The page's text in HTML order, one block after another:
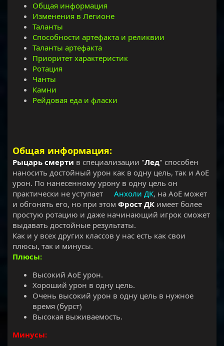
Общая информация
Изменения в Легионе
Таланты
Способности артефакта и реликвии
Таланты артефакта
Приоритет характеристик
Ротация
Чанты
Камни
Рейдовая еда и фласки
Общая информация:
Рыцарь смерти в специализации "Лед" способен
наносить достойный урон как в одну цель, так и АоЕ
урон. По нанесенному урону в одну цель он
практически не уступает
Анхоли ДК, на АоЕ может
и обгонять его, но при этом Фрост ДК имеет более
простую ротацию и даже начинающий игрок сможет
выдавать достойные результаты.
Как и у всех других классов у нас есть как свои
плюсы, так и минусы.
Плюсы:
Высокий АоЕ урон.
Хороший урон в одну цель.
Очень высокий урон в одну цель в нужное
время (бурст)
Высокая выживаемость.
Минусы: